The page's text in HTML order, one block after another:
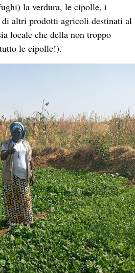
la verdura, le cipolle, i
di altri prodotti agricoli destinati al
locale che della non troppo
le cipolle!).